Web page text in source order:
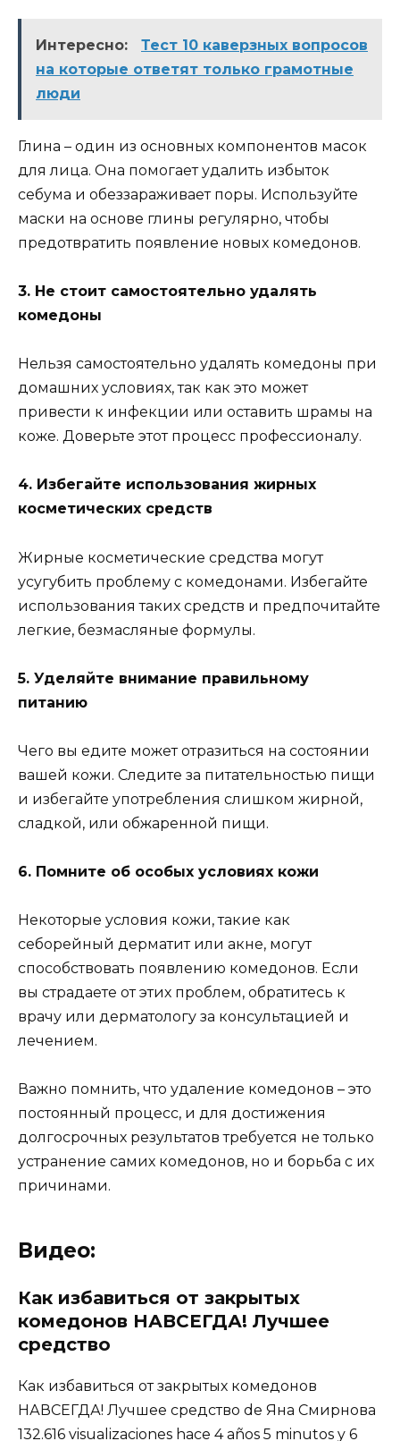
Интересно:
Тест 10 каверзных вопросов
на которые ответят только грамотные
люди
Глина – один из основных компонентов масок
для лица. Она помогает удалить избыток
себума и обеззараживает поры. Используйте
маски на основе глины регулярно, чтобы
предотвратить появление новых комедонов.
3. Не стоит самостоятельно удалять
комедоны
Нельзя самостоятельно удалять комедоны при
домашних условиях, так как это может
привести к инфекции или оставить шрамы на
коже. Доверьте этот процесс профессионалу.
4. Избегайте использования жирных
косметических средств
Жирные косметические средства могут
усугубить проблему с комедонами. Избегайте
использования таких средств и предпочитайте
легкие, безмасляные формулы.
5. Уделяйте внимание правильному
питанию
Чего вы едите может отразиться на состоянии
вашей кожи. Следите за питательностью пищи
и избегайте употребления слишком жирной,
сладкой, или обжаренной пищи.
6. Помните об особых условиях кожи
Некоторые условия кожи, такие как
себорейный дерматит или акне, могут
способствовать появлению комедонов. Если
вы страдаете от этих проблем, обратитесь к
врачу или дерматологу за консультацией и
лечением.
Важно помнить, что удаление комедонов – это
постоянный процесс, и для достижения
долгосрочных результатов требуется не только
устранение самих комедонов, но и борьба с их
причинами.
Видео:
Как избавиться от закрытых
комедонов НАВСЕГДА! Лучшее
средство
Как избавиться от закрытых комедонов
НАВСЕГДА! Лучшее средство de Яна Смирнова
132.616 visualizaciones hace 4 años 5 minutos y 6